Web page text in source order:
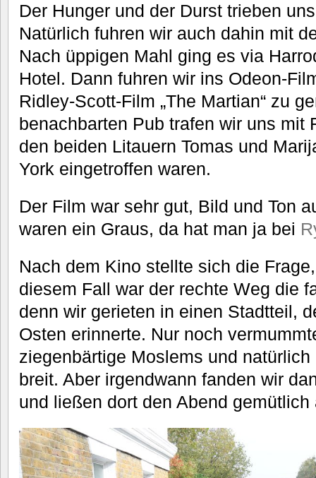
Der Hunger und der Durst trieben
Natürlich fuhren wir auch dahin mit
Nach üppigen Mahl ging es via
Hotel. Dann fuhren wir ins Odeon-
Ridley-Scott-Film „The Martian“ zu
benachbarten Pub trafen wir uns mit
den beiden Litauern Tomas und
York eingetroffen waren.
Der Film war sehr gut, Bild und Ton
waren ein Graus, da hat man ja bei
Nach dem Kino stellte sich die
diesem Fall war der rechte Weg die
denn wir gerieten in einen Stadtteil,
Osten erinnerte. Nur noch
ziegenbärtige Moslems und
breit. Aber irgendwann fanden wir
und ließen dort den Abend gemütlich